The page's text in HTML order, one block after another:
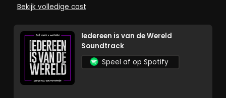
Bekijk volledige cast
Iedereen is van de Wereld
Soundtrack
Speel af op Spotify